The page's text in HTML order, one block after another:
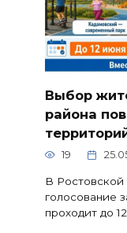
Выбор
района
19
В
голосование
проходит до